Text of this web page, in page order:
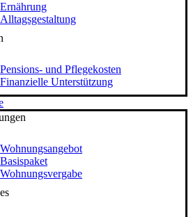
Ernährung
Alltagsgestaltung
Pensions- und Pflegekosten
Finanzielle Unterstützung
Wohnungsangebot
Basispaket
Wohnungsvergabe